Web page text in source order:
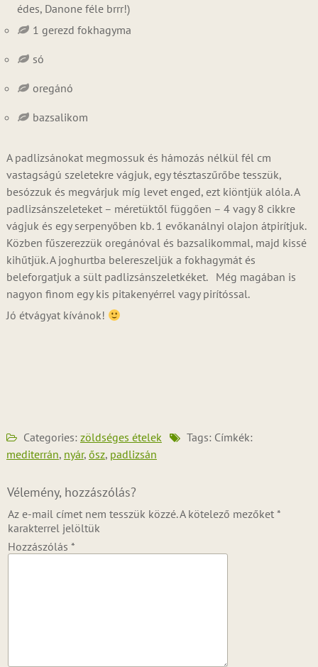
édes, Danone féle brrr!)
1 gerezd fokhagyma
só
oregánó
bazsalikom
A padlizsánokat megmossuk és hámozás nélkül fél cm
vastagságú szeletekre vágjuk, egy tésztaszűrőbe tesszük,
besózzuk és megvárjuk míg levet enged, ezt kiöntjük alóla. A
padlizsánszeleteket – méretüktől függően – 4 vagy 8 cikkre
vágjuk és egy serpenyőben kb. 1 evőkanálnyi olajon átpirítjuk.
Közben fűszerezzük oregánóval és bazsalikommal, majd kissé
kihűtjük. A joghurtba belereszeljük a fokhagymát és
beleforgatjuk a sült padlizsánszeletkéket. Még magában is
nagyon finom egy kis pitakenyérrel vagy pirítóssal.
Jó étvágyat kívánok!
Categories: zöldséges ételek
Tags: Címkék:
mediterrán, nyár, ősz, padlizsán
Vélemény, hozzászólás?
Az e-mail címet nem tesszük közzé.A kötelező mezőket *
karakterrel jelöltük
Hozzászólás *